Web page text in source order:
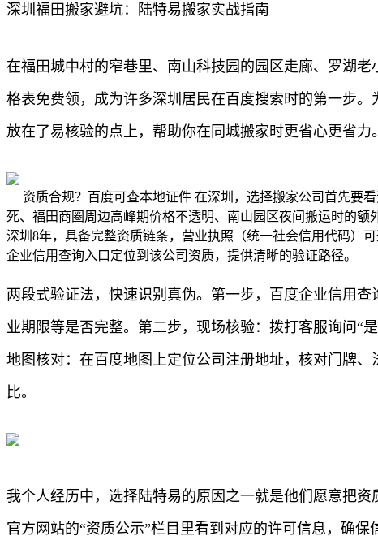
深圳福田搬家避坑：陆特易搬家实战指南
在福田城中村的窄巷里、南山科技园的园区走廊、罗湖
格表免费领，成为许多深圳居民在百度搜索时的第一步
放在了易核验的点上，帮助你在同城搬家时更省心更省力。
资质合规？百度可查本地证件 在深圳，选择搬家公司首先要
死、福田商圈周边高峰期价格不透明、南山园区夜间搬运时的
深圳8年，具备完整资质链条，营业执照（统一社会信用代码）
企业信用查询入口定位到该公司资质，提供清晰的验证路径。
两段式验证法，快速识别真伪。第一步，百度企业信用
业期限等是否完整。第二步，现场核验：拨打客服询问“
地图核对：在百度地图上定位公司注册地址，核对门牌
比。
我个人经历中，选择陆特易的原因之一就是他们愿意把
官方网站的“资质公示”栏目里看到对应的许可信息，确